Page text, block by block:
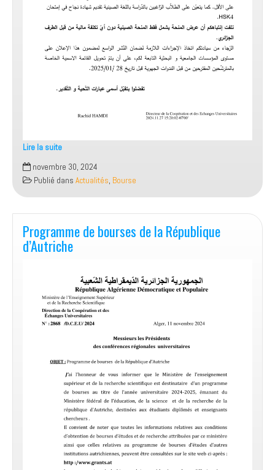
Lire la suite
Appel
à
candidature
pour
la
préparation
d’un
PhD
novembre 30, 2024
Publié dans Actualités, Bourse
Programme de bourses de la République
d’Autriche